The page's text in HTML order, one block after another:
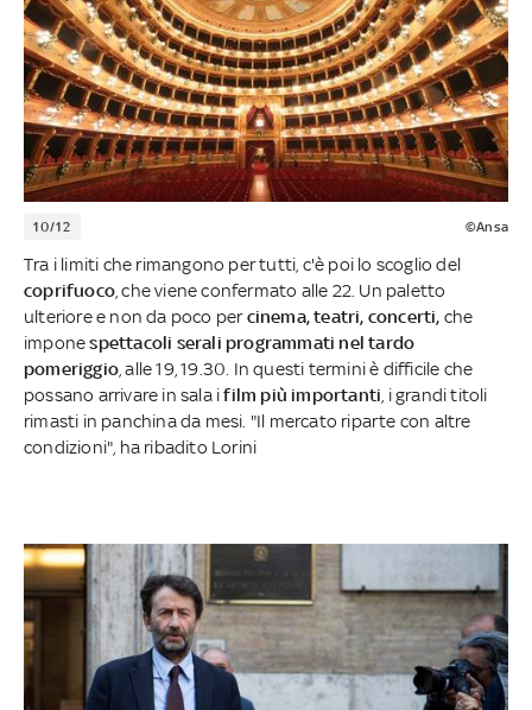
10/12 ©Ansa
Tra i limiti che rimangono per tutti, c'è poi lo scoglio del
coprifuoco , che viene confermato alle 22. Un paletto
ulteriore e non da poco percinema, teatri, concerti, che
imponespettacoli serali programmati nel tardo
pomeriggio , alle 19, 19.30. In questi termini è difficile che
possano arrivare in sala ifilm più importanti , i grandi titoli
rimasti in panchina da mesi. "Il mercato riparte con altre
condizioni", ha ribadito Lorini